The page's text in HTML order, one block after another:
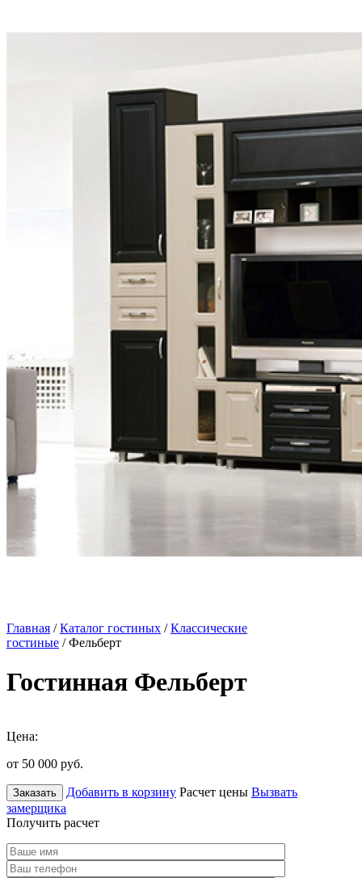
Главная /Каталог гостиных /Классические
гостиные / Фельберт
Гостинная Фельберт
Цена:
от 50 000 руб.
Заказать Добавить в корзину Расчет цены Вызвать
замерщика
Получить расчет